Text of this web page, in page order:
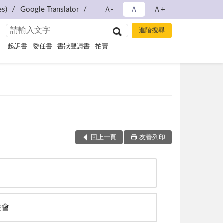
Google Translator Ａ- Ａ Ａ+
起訴書 委任書 書狀聲請書 拍賣
回上一頁 友善列印